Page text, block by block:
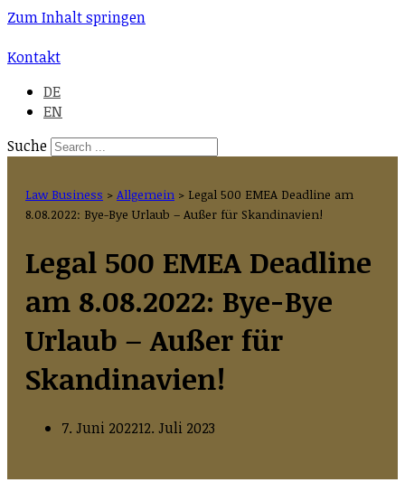
Zum Inhalt springen
Kontakt
DE
EN
Suche
Law Business > Allgemein > Legal 500 EMEA Deadline am
8.08.2022: Bye-Bye Urlaub – Außer für Skandinavien!
Legal 500 EMEA Deadline
am 8.08.2022: Bye-Bye
Urlaub – Außer für
Skandinavien!
7. Juni 202212. Juli 2023